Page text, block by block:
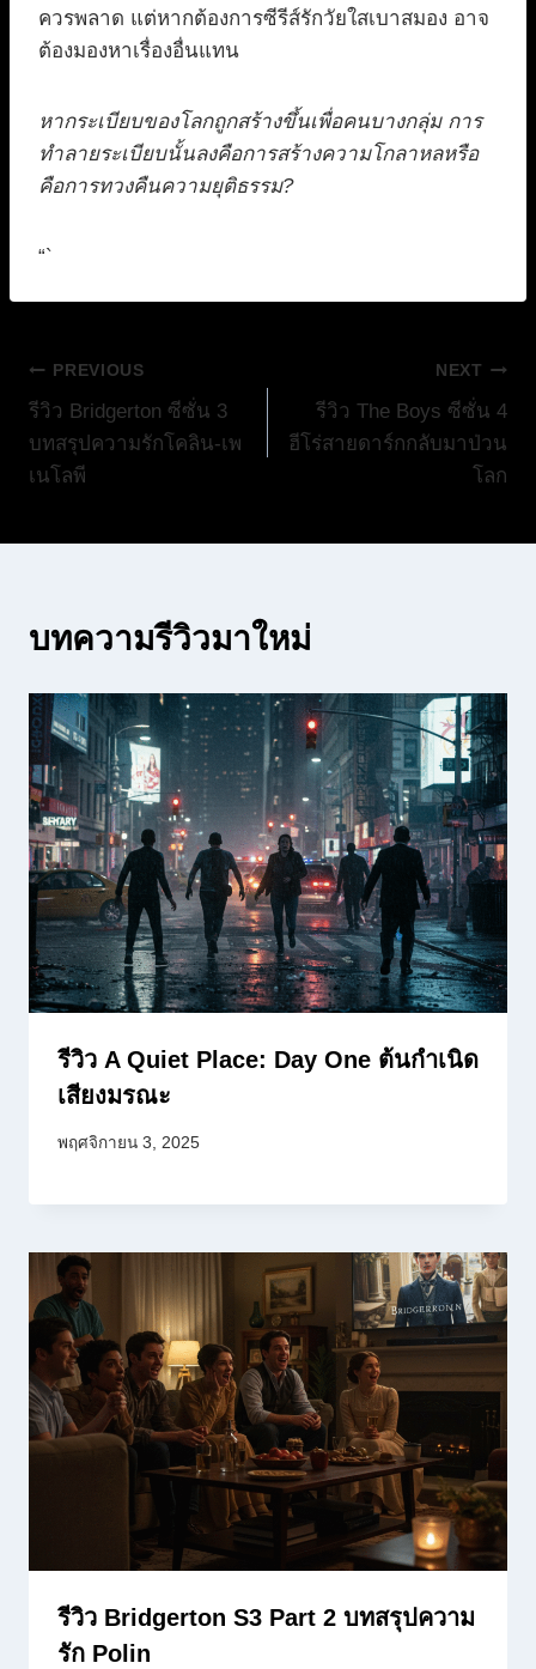
ควรพลาด แต่หากต้องการซีรีส์รักวัยใสเบาสมอง อาจ
ต้องมองหาเรื่องอื่นแทน
หากระเบียบของโลกถูกสร้างขึ้นเพื่อคนบางกลุ่ม การ
ทำลายระเบียบนั้นลงคือการสร้างความโกลาหลหรือ
คือการทวงคืนความยุติธรรม?
“`
แนะแนว
เรื่อง
PREVIOUS
รีวิว Bridgerton ซีซั่น 3
บทสรุปความรักโคลิน-เพ
เนโลพี
NEXT
รีวิว The Boys ซีซั่น 4
ฮีโร่สายดาร์กกลับมาป่วน
โลก
บทความรีวิวมาใหม่
รีวิว A Quiet Place: Day One ต้นกำเนิด
เสียงมรณะ
พฤศจิกายน 3, 2025
รีวิว Bridgerton S3 Part 2 บทสรุปความ
รัก Polin